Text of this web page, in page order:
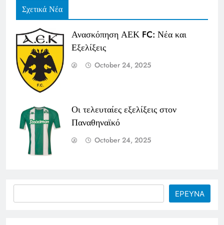
Σχετικά Νέα
Ανασκόπηση ΑΕΚ FC: Νέα και
Εξελίξεις
October 24, 2025
Οι τελευταίες εξελίξεις στον
Παναθηναϊκό
October 24, 2025
ΕΡΕΥΝΑ